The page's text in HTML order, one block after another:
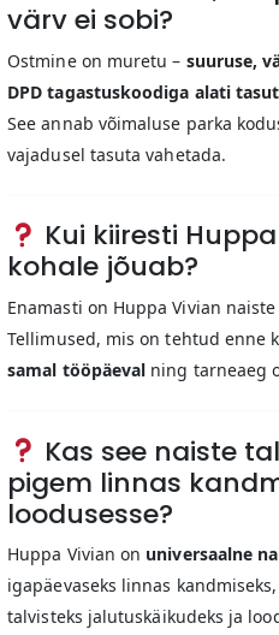
värv ei sobi?
Ostmine on muretu – suuruse,
DPD tagastuskoodiga alati
See annab võimaluse parka
vajadusel tasuta vahetada.
Kui kiiresti
kohale jõuab?
Enamasti on Huppa Vivian
Tellimused, mis on tehtud enne
samal tööpäeval ning tarneaeg
Kas see naiste
pigem linnas
loodusesse?
Huppa Vivian on universaalne
igapäevaseks linnas
talvisteks jalutuskäikudeks ja